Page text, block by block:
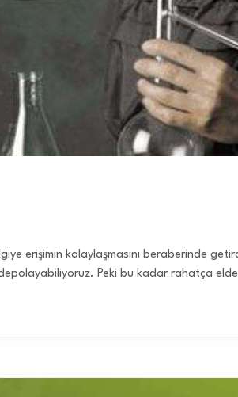
erişimin kolaylaşmasını beraberinde
Peki bu kadar rahatça